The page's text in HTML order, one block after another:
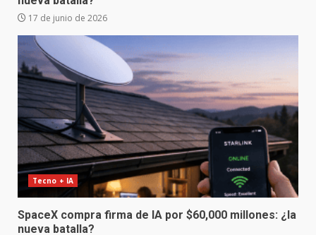
17 de junio de 2026
Tecno + IA
SpaceX compra firma de IA por $60,000 millones: ¿la
nueva batalla?